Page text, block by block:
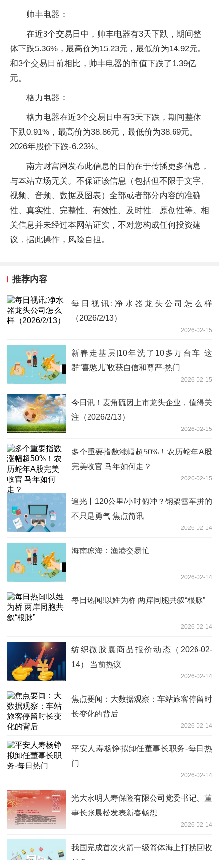
帅丰电器：
在近3个交易日中，帅丰电器有3天下跌，期间整
体下跌5.36%，最高价为15.23元，最低价为14.92元。
和3个交易日前相比，帅丰电器的市值下跌了1.39亿
元。
格力电器：
格力电器在近3个交易日中有3天下跌，期间整体
下跌0.91%，最高价为38.86元，最低价为38.69元。
2026年股价下跌-6.23%。
南方财富网发布此信息的目的在于传播更多信息，
与本站立场无关。不保证该信息（包括但不限于文字、
视频、音频、数据及图表）全部或者部分内容的准确
性、真实性、完整性、有效性、及时性、原创性等。相
关信息并未经过本网站证实，不对您构成任何投资建
议，据此操作，风险自担。
推荐内容
每日视讯:净水器龙头公司怎么样
（2026/2/13）
2026-02-15
新春走基层|10年洗了10多万台车 这
群“喜憨儿”收获自信和尊严-热门
2026-02-15
今日讯！麦角硫因上市龙头企业，值得关
注（2026/2/13）
2026-02-15
多个重要指数涨幅超50%！农历蛇年A股
完美收官 马年如何走？
2026-02-15
追光丨120公里/小时俯冲？钢架雪车拼的
不只是勇气 焦点简讯
2026-02-14
海南琼海：渔港交易忙
2026-02-14
每日热闻!以姓为桥 两岸同胞共叙“根脉”
2026-02-14
纺织微胶囊商品报价动态（2026-02-
14） 当前热议
2026-02-14
焦点要闻：大数据观察：车站旅客停留时
长变化的背后
2026-02-14
平安人寿杨铮拟卸任董事长职务-每日热
门
2026-02-14
光大永明人寿保险有限公司党委书记、董
事长张晨松发表新春畅想
2026-02-14
我国完成首次火箭一级箭体海上打捞回收